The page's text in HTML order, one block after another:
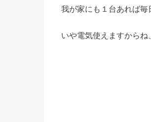
我が家にも１台あれば
いや電気使えますからね